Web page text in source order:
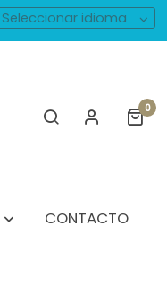
Seleccionar idioma
0
CONTACTO